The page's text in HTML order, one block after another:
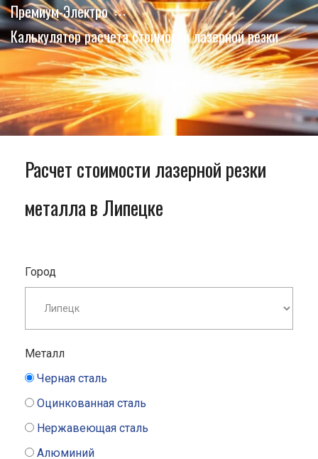
Премиум-Электро
Калькулятор расчета стоимости лазерной резки
Расчет стоимости лазерной резки
металла в Липецке
Город
Металл
Черная сталь
Оцинкованная сталь
Нержавеющая сталь
Алюминий